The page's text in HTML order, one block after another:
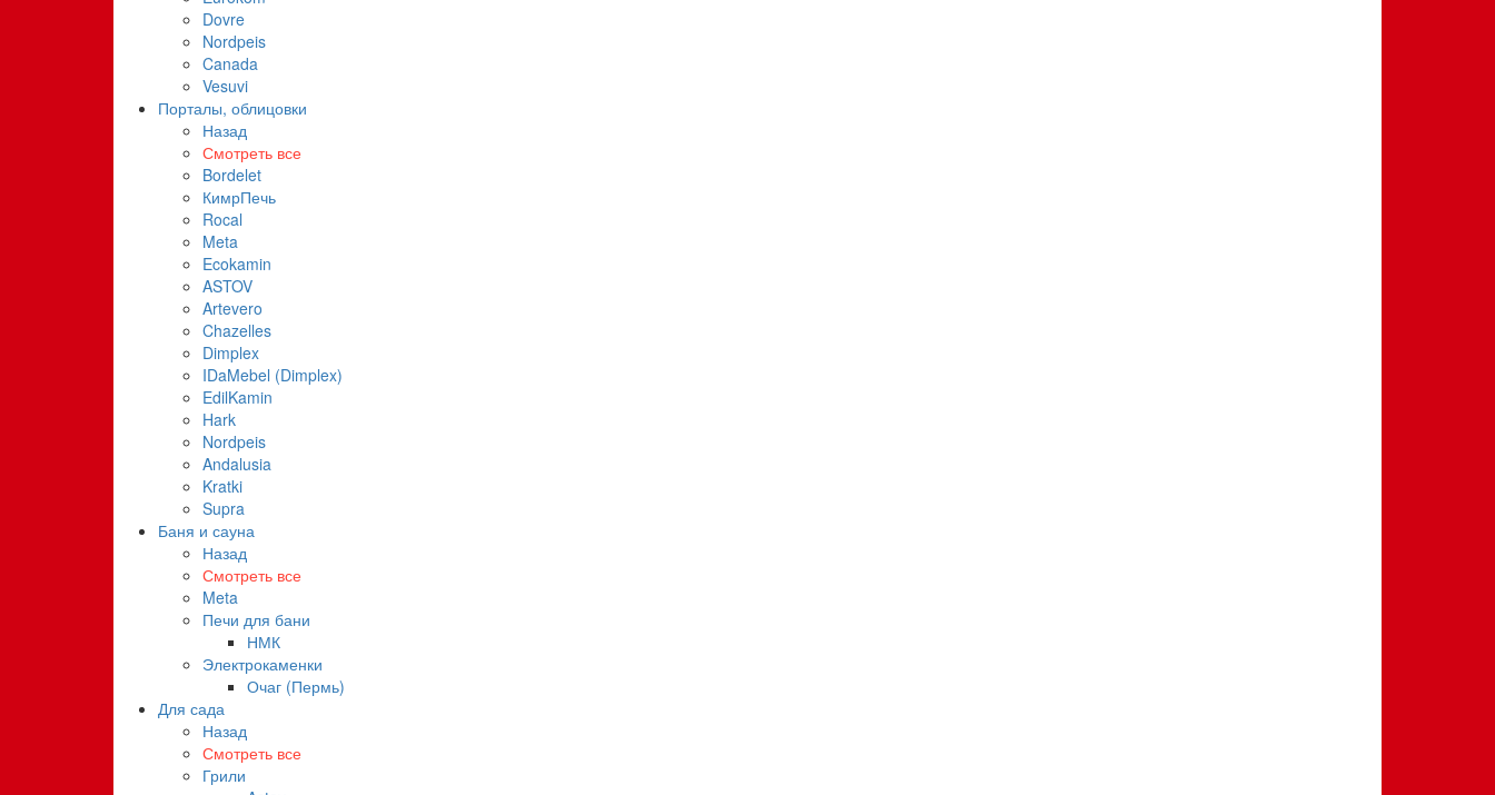
Dovre
Nordpeis
Canada
Vesuvi
Порталы, облицовки
Назад
Смотреть все
Bordelet
КимрПечь
Rocal
Meta
Ecokamin
ASTOV
Artevero
Chazelles
Dimplex
IDaMebel (Dimplex)
EdilKamin
Hark
Nordpeis
Andalusia
Kratki
Supra
Баня и сауна
Назад
Смотреть все
Meta
Печи для бани
НМК
Электрокаменки
Очаг (Пермь)
Для сада
Назад
Смотреть все
Грили